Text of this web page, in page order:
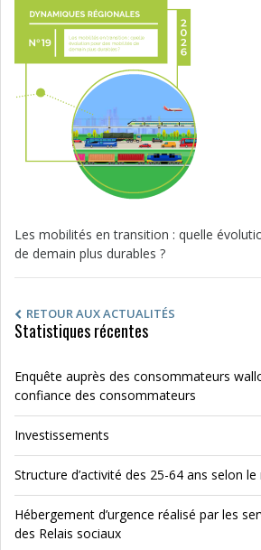
Les mobilités en transition : quelle
de demain plus durables ?
RETOUR AUX ACTUALITÉS
Statistiques récentes
Enquête auprès des consommateurs
confiance des consommateurs
Investissements
Structure d’activité des 25-64 ans selon
Hébergement d’urgence réalisé par les
des Relais sociaux